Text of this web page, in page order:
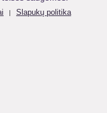
| Slapukų politika